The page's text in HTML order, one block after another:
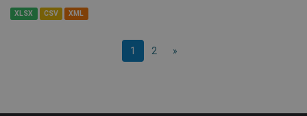
XLSX CSV XML
1 2 »